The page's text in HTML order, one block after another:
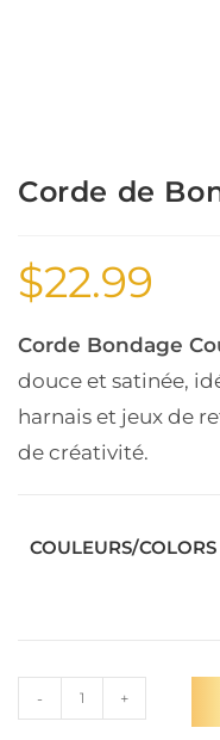
Corde de
$22.99
Corde Bondage
douce et satinée,
harnais et jeux de
de créativité.
COULEURS/COLORS
- +